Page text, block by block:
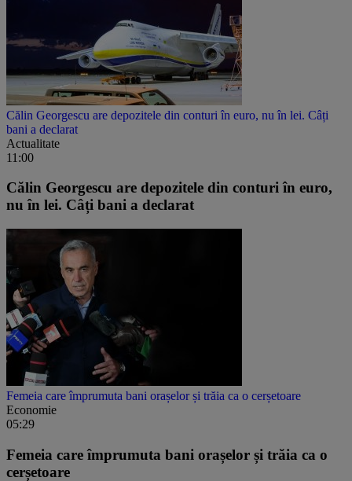
Călin Georgescu are depozitele din conturi în euro, nu în lei. Câți
bani a declarat
Actualitate
11:00
Călin Georgescu are depozitele din conturi în euro,
nu în lei. Câți bani a declarat
Femeia care împrumuta bani orașelor și trăia ca o cerșetoare
Economie
05:29
Femeia care împrumuta bani orașelor și trăia ca o
cerșetoare